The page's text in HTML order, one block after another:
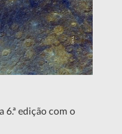
6.ª edição com o